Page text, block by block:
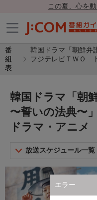
この夏、心を
番
組
表
韓国ドラマ「朝鮮弁
フジテレビＴＷＯ
エラー
韓国ドラマ「朝
〜誓いの法典〜
ドラマ・アニメ
放送スケジュール一覧